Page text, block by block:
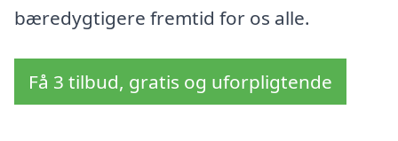
bæredygtigere fremtid for os alle.
Få 3 tilbud, gratis og uforpligtende